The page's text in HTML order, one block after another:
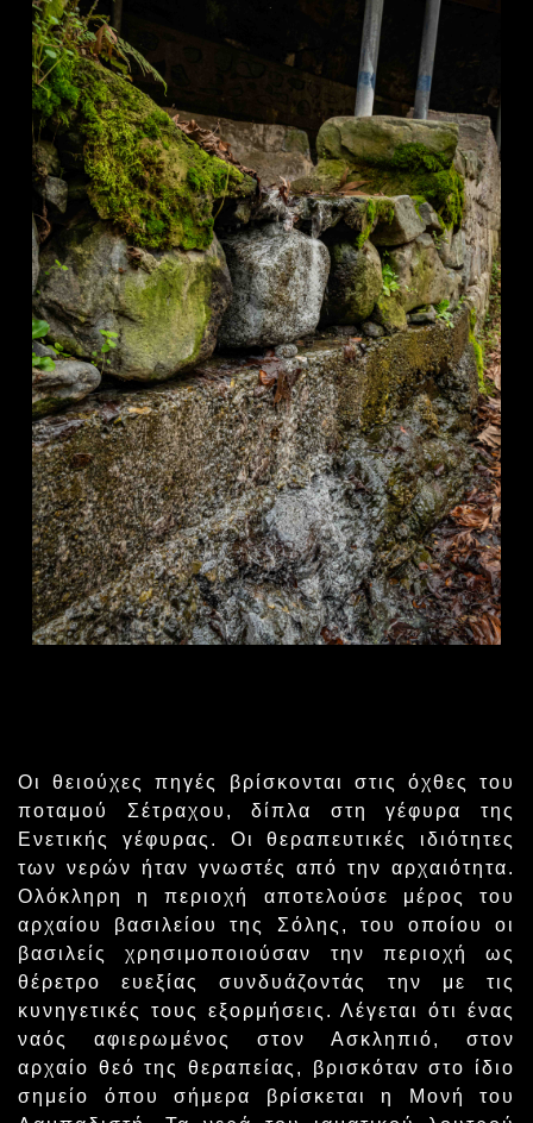
Οι θειούχες πηγές βρίσκονται στις όχθες του
ποταμού Σέτραχου, δίπλα στη γέφυρα της
Ενετικής γέφυρας. Οι θεραπευτικές ιδιότητες
των νερών ήταν γνωστές από την αρχαιότητα.
Ολόκληρη η περιοχή αποτελούσε μέρος του
αρχαίου βασιλείου της Σόλης, του οποίου οι
βασιλείς χρησιμοποιούσαν την περιοχή ως
θέρετρο ευεξίας συνδυάζοντάς την με τις
κυνηγετικές τους εξορμήσεις. Λέγεται ότι ένας
ναός αφιερωμένος στον Ασκληπιό, στον
αρχαίο θεό της θεραπείας, βρισκόταν στο ίδιο
σημείο όπου σήμερα βρίσκεται η Μονή του